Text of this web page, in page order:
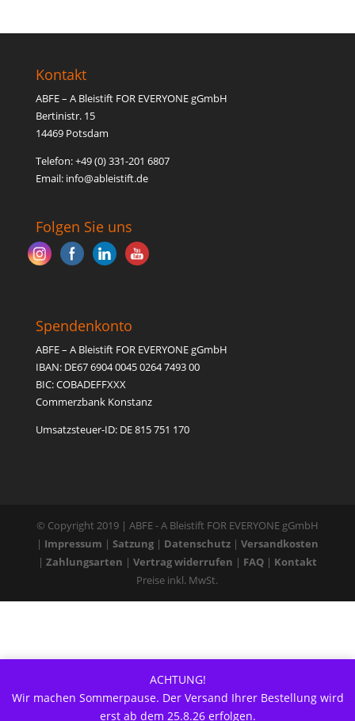
ACHTUNG!
Wir machen Sommerpause. Der Versand Ihrer Bestellung wird
erst ab dem 25.8.26 erfolgen.
Kontakt
ABFE – A Bleistift FOR EVERYONE gGmbH
Bertinistr. 15
14469 Potsdam
Telefon: +49 (0) 331-201 6807
Email: info@ableistift.de
Folgen Sie uns
Spendenkonto
ABFE – A Bleistift FOR EVERYONE gGmbH
IBAN: DE67 6904 0045 0264 7493 00
BIC: COBADEFFXXX
Commerzbank Konstanz
Umsatzsteuer-ID: DE 815 751 170
© Copyright 2019 | ABFE - A Bleistift FOR EVERYONE gGmbH
| Impressum | Satzung| Datenschutz| Versandkosten
| Zahlungsarten | Vertrag widerrufen | FAQ| Kontakt
Preise inkl. MwSt.